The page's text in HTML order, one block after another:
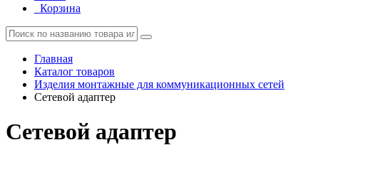
Корзина
Главная
Каталог товаров
Изделия монтажные для коммуникационных сетей
Сетевой адаптер
Сетевой адаптер